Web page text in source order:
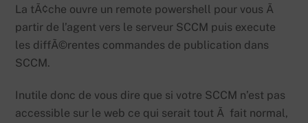
La tÃ¢che ouvre un remote powershell pour vous Ã
partir de l’agent vers le serveur SCCM puis execute
les diffÃ©rentes commandes de publication dans
SCCM.
Inutile donc de vous dire que si votre SCCM n’est pas
accessible sur le web ce qui serait tout Ã fait normal,